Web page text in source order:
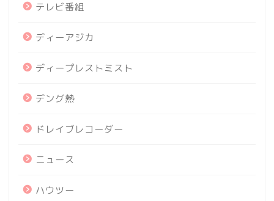
テレビ番組
ディーアジカ
ディープレストミスト
デング熱
ドレイブレコーダー
ニュース
ハウツー